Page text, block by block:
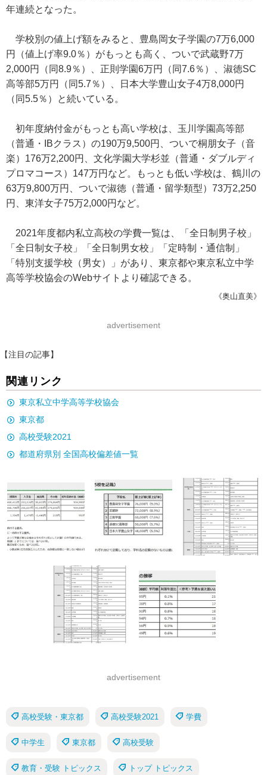
年連続となった。
学校別の値上げ額をみると、豊島岡女子学園の7万6,000
円（値上げ率9.0％）がもっとも高く、ついで武蔵野7万
2,000円（同8.9％）、正則学園6万円（同7.6％）、淑徳SC
高等部5万円（同5.7％）、日本大学豊山女子4万8,000円
（同5.5％）と続いている。
初年度納付金がもっとも高い学校は、玉川学園高等部
（普通・IBクラス）の190万9,500円、ついで桐朋女子（音
楽）176万2,200円、文化学園大学杉並（普通・ダブルディ
プロマコース）147万円など。もっとも低い学校は、鶴川の
63万9,800万円、ついで淑徳（普通・留学類型）73万2,250
円、東洋女子75万2,000円など。
2021年度都内私立高校の学費一覧は、「全日制男子校」
「全日制女子校」「全日制男女校」「定時制・通信制」
「特別支援学校（男女）」があり、東京都や東京私立中学
高等学校協会のWebサイトより確認できる。
《奥山直美》
advertisement
【注目の記事】
関連リンク
東京私立中学高等学校協会
東京都
高校受験2021
都道府県別 全国高校偏差値一覧
advertisement
高校受験・東京都 高校受験2021 学費
中学生 東京都 高校受験
教育・受験 トピックス トップ トピックス